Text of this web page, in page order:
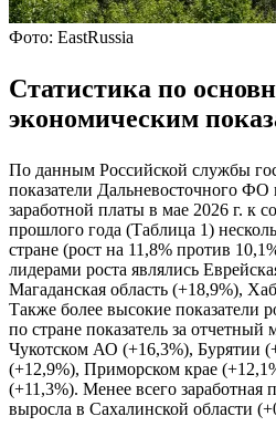
Фото: EastRussia
Статистика по
экономическим
По данным Российской службы
показатели Дальневосточного ФО
заработной платы в мае 2026 г. к
прошлого года (Таблица 1)
стране (рост на 11,8% против
лидерами роста являлись
Магаданская область (+18,9%),
Также более высокие показатели
по стране показатель за отчетный
Чукотском АО (+16,3%), Бурятии
(+12,9%), Приморском крае
(+11,3%). Менее всего заработная
выросла в Сахалинской области